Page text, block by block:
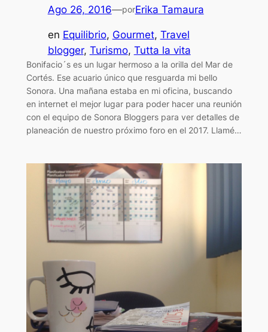
Ago 26, 2016—porErika Tamaura
en Equilibrio, Gourmet, Travel
blogger, Turismo, Tutta la vita
Bonifacio´s es un lugar hermoso a la orilla del Mar de
Cortés. Ese acuario único que resguarda mi bello
Sonora. Una mañana estaba en mi oficina, buscando
en internet el mejor lugar para poder hacer una reunión
con el equipo de Sonora Bloggers para ver detalles de
planeación de nuestro próximo foro en el 2017. Llamé…